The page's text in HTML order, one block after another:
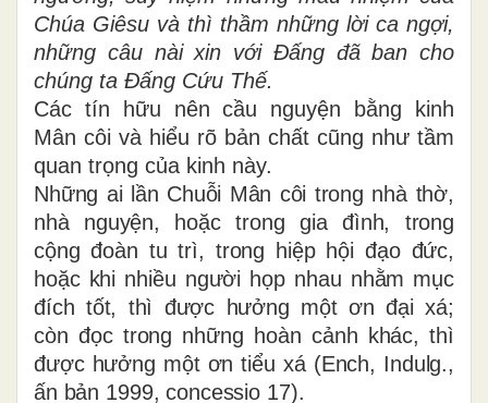
Chúa Giêsu và thì thầm những lời ca ngợi,
những câu nài xin với Đấng đã ban cho
chúng ta Đấng Cứu Thế.
Các tín hữu nên cầu nguyện bằng kinh
Mân côi và hiểu rõ bản chất cũng như tầm
quan trọng của kinh này.
Những ai lần Chuỗi Mân côi trong nhà thờ,
nhà nguyện, hoặc trong gia đình, trong
cộng đoàn tu trì, trong hiệp hội đạo đức,
hoặc khi nhiều người họp nhau nhằm mục
đích tốt, thì được hưởng một ơn đại xá;
còn đọc trong những hoàn cảnh khác, thì
được hưởng một ơn tiểu xá (Ench, Indulg.,
ấn bản 1999, concessio 17).